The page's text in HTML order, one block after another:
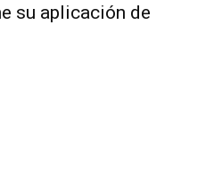
su aplicación de